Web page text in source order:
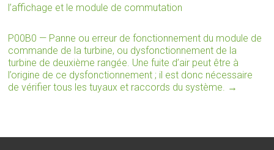
l’affichage et le module de commutation
P00B0 — Panne ou erreur de fonctionnement du module de
commande de la turbine, ou dysfonctionnement de la
turbine de deuxième rangée. Une fuite d’air peut être à
l’origine de ce dysfonctionnement ; il est donc nécessaire
de vérifier tous les tuyaux et raccords du système. →